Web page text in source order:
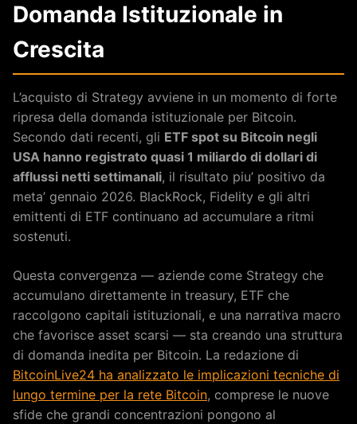
Domanda Istituzionale in
Crescita
L’acquisto di Strategy avviene in un momento di forte
ripresa della domanda istituzionale per Bitcoin.
Secondo dati recenti, gli ETF spot su Bitcoin negli
USA hanno registrato quasi 1 miliardo di dollari di
afflussi netti settimanali, il risultato piu’ positivo da
meta’ gennaio 2026. BlackRock, Fidelity e gli altri
emittenti di ETF continuano ad accumulare a ritmi
sostenuti.
Questa convergenza — aziende come Strategy che
accumulano direttamente in treasury, ETF che
raccolgono capitali istituzionali, e una narrativa macro
che favorisce asset scarsi — sta creando una struttura
di domanda inedita per Bitcoin. La redazione di
BitcoinLive24 ha analizzato le implicazioni tecniche di
lungo termine per la rete Bitcoin, comprese le nuove
sfide che grandi concentrazioni pongono al